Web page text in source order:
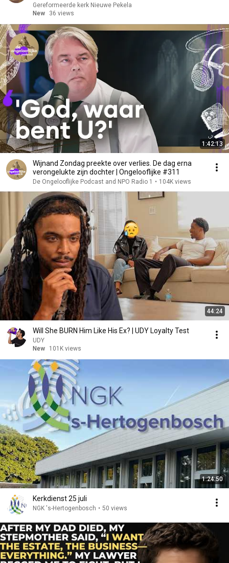
Gereformeerde kerk Nieuwe Pekela
New
36 views
1:42:13
Wijnand Zondag preekte over verlies. De dag erna
verongelukte zijn dochter | Ongelooflijke #311
De Ongelooflijke Podcast and NPO Radio 1 • 104K views
44:24
Will She BURN Him Like His Ex? | UDY Loyalty Test
UDY
New
101K views
1:24:50
Kerkdienst 25 juli
NGK 's-Hertogenbosch • 50 views